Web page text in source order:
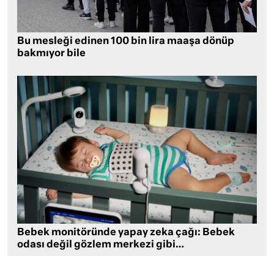
Bu mesleği edinen 100 bin lira maaşa dönüp
bakmıyor bile
Bebek monitöründe yapay zeka çağı: Bebek
odası değil gözlem merkezi gibi…